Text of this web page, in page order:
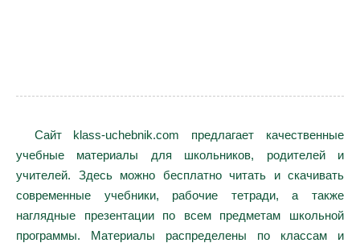
Сайт klass-uchebnik.com предлагает качественные
учебные материалы для школьников, родителей и
учителей. Здесь можно бесплатно читать и скачивать
современные учебники, рабочие тетради, а также
наглядные презентации по всем предметам школьной
программы. Материалы распределены по классам и